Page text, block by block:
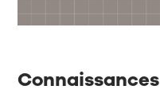
Connaissances